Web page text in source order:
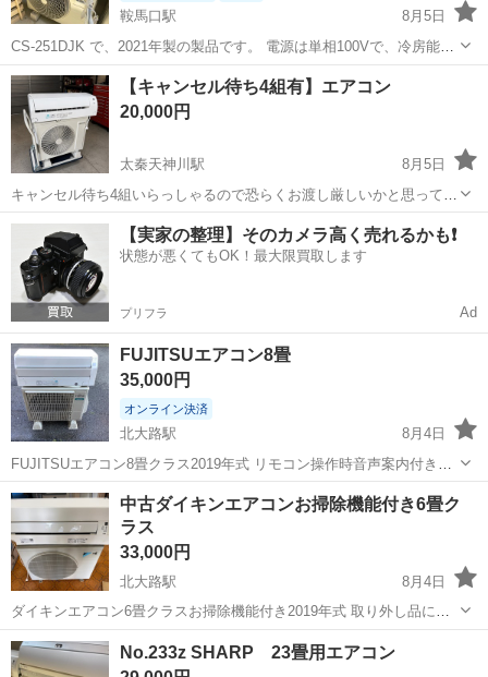
鞍馬口駅
8月5日
CS-251DJK で、2021年製の製品です。 電源は単相100Vで、冷房能力
は2.5kW、暖房能力は標準で2.8kWです。 冷房機能はおもに8畳 7〜
１０畳タイプです。 【商品ランク】 Ｂランク 簡易清掃済み 良
好、...
京都 京都市 鞍馬口駅 季節、空調家電
【キャンセル待ち4組有】エアコン
20,000円
太秦天神川駅
8月5日
キャンセル待ち4組いらっしゃるので恐らくお渡し厳しいかと思ってま
す。 ※新規で希望の方は申し訳ないですがご返信は省略させていただ
いてます エアコン 6畳用 転居にてあまりましたので使用年数1年です
が売ります。 リモコンは引...
京都 京都市 太秦天神川駅 季節、空調家電 メルカリ
【実家の整理】そのカメラ高く売れるかも❗️
状態が悪くてもOK！最大限買取します
プリフラ Ad
FUJITSUエアコン8畳
35,000円
オンライン決済
北大路駅
8月4日
FUJITSUエアコン8畳クラス2019年式 リモコン操作時音声案内付きで
す 取り外し品になります 取り外す前の試運転チェック済み リモコン
付属しております
京都 京都市 北大路駅 季節、空調家電 取り付け
中古ダイキンエアコンお掃除機能付き6畳ク
ラス
33,000円
北大路駅
8月4日
ダイキンエアコン6畳クラスお掃除機能付き2019年式 取り外し品にな
ります 取り外す前の試運転チェック済み リモコン付属しております
本体に関してはノークレームノーリターンでお願いします！
京都 京都市 季節、空調家電
No.233z SHARP 23畳用エアコン